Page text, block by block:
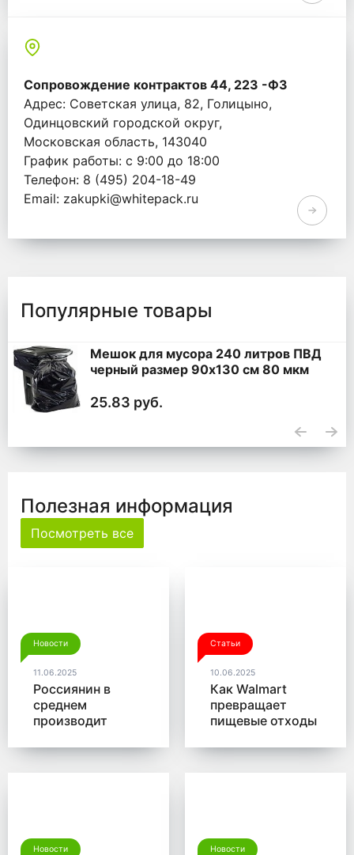
Сопровождение контрактов 44, 223 -ФЗ
Адрес: Советская улица, 82, Голицыно,
Одинцовский городской округ,
Московская область, 143040
График работы: с 9:00 до 18:00
Телефон: 8 (495) 204-18-49
Email: zakupki@whitepack.ru
Популярные товары
Мешок для мусора 240 литров ПВД
черный размер 90x130 см 80 мкм
25.83 руб.
Полезная информация
Посмотреть все
Новости
11.06.2025
Россиянин в
среднем
производит
мусора в год
Статьи
10.06.2025
Как Walmart
превращает
пищевые отходы
Новости Новости